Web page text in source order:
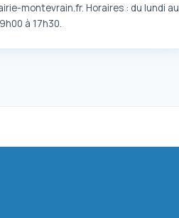
montevrain.fr. Horaires : du lundi au
à 17h30.